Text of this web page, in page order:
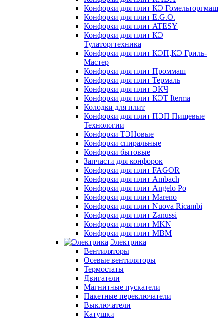
Конфорки для плит КЭ Гомельторгмаш
Конфорки для плит E.G.O.
Конфорки для плит ATESY
Конфорки для плит КЭ
Тулаторгтехника
Конфорки для плит КЭП,КЭ Гриль-
Мастер
Конфорки для плит Проммаш
Конфорки для плит Термаль
Конфорки для плит ЭКЧ
Конфорки для плит КЭТ Iterma
Колодки для плит
Конфорки для плит ПЭП Пищевые
Технологии
Конфорки ТЭНовые
Конфорки спиральные
Конфорки бытовые
Запчасти для конфорок
Конфорки для плит FAGOR
Конфорки для плит Ambach
Конфорки для плит Angelo Po
Конфорки для плит Mareno
Конфорки для плит Nuova Ricambi
Конфорки для плит Zanussi
Конфорки для плит MKN
Конфорки для плит MBM
Электрика
Вентиляторы
Осевые вентиляторы
Термостаты
Двигатели
Магнитные пускатели
Пакетные переключатели
Выключатели
Катушки